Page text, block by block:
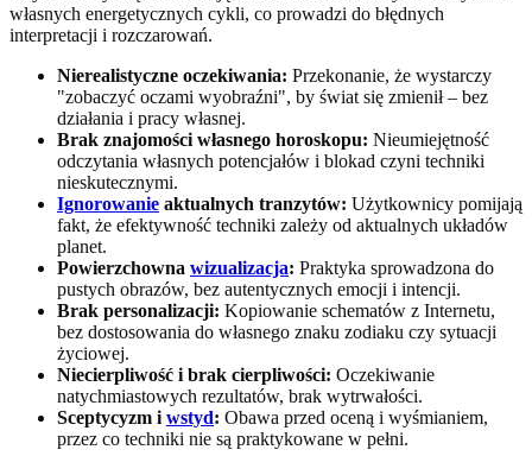
własnych energetycznych cykli, co prowadzi do błędnych
interpretacji i rozczarowań.
Nierealistyczne oczekiwania: Przekonanie, że wystarczy
"zobaczyć oczami wyobraźni", by świat się zmienił – bez
działania i pracy własnej.
Brak znajomości własnego horoskopu: Nieumiejętność
odczytania własnych potencjałów i blokad czyni techniki
nieskutecznymi.
Ignorowanie aktualnych tranzytów: Użytkownicy pomijają
fakt, że efektywność techniki zależy od aktualnych układów
planet.
Powierzchowna wizualizacja: Praktyka sprowadzona do
pustych obrazów, bez autentycznych emocji i intencji.
Brak personalizacji: Kopiowanie schematów z Internetu,
bez dostosowania do własnego znaku zodiaku czy sytuacji
życiowej.
Niecierpliwość i brak cierpliwości: Oczekiwanie
natychmiastowych rezultatów, brak wytrwałości.
Sceptycyzm i wstyd: Obawa przed oceną i wyśmianiem,
przez co techniki nie są praktykowane w pełni.